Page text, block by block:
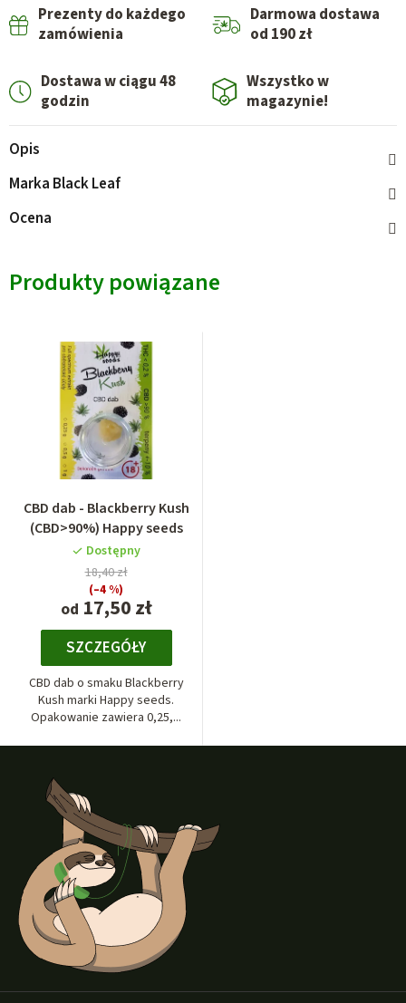
Prezenty do każdego
zamówienia
Darmowa dostawa
od 190 zł
Dostawa w ciągu 48
godzin
Wszystko w
magazynie!
Opis
Marka Black Leaf
Ocena
Produkty powiązane
CBD dab - Blackberry Kush
(CBD>90%) Happy seeds
Dostępny
od 17,50 zł
18,40 zł
(–4 %)
SZCZEGÓŁY
CBD dab o smaku Blackberry
Kush marki Happy seeds.
Opakowanie zawiera 0,25,...
S